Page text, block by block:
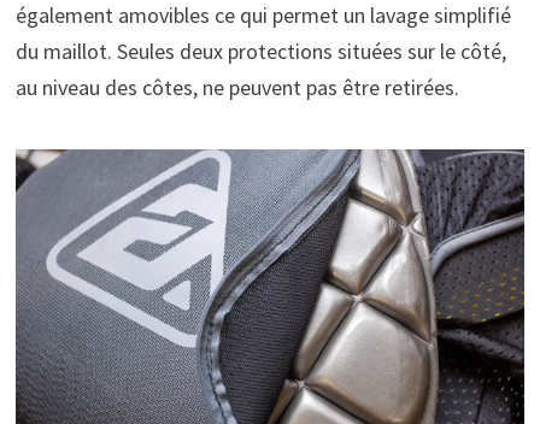
également amovibles ce qui permet un lavage simplifié
du maillot. Seules deux protections situées sur le côté,
au niveau des côtes, ne peuvent pas être retirées.